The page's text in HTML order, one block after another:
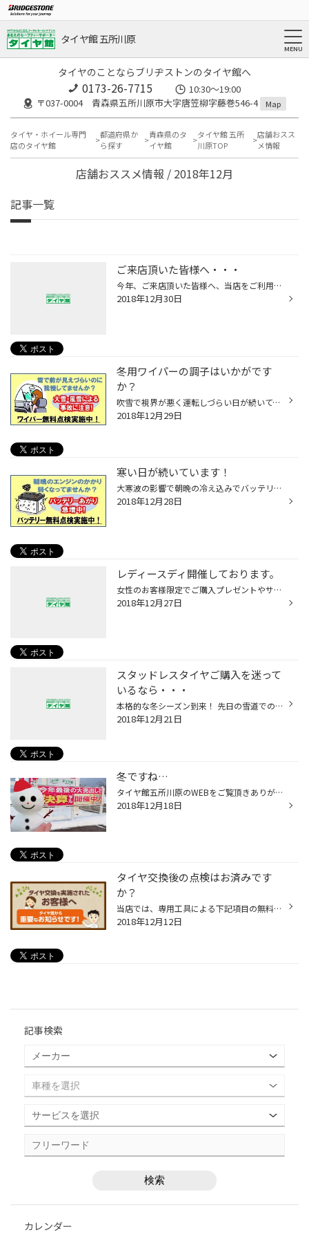
タイヤ館 五所川原
タイヤのことならブリヂストンのタイヤ館へ
0173-26-7715
10:30～19:00
〒037-0004 青森県五所川原市大字唐笠柳字藤巻546-4
Map
タイヤ・ホイール専門
店のタイヤ館
都道府県か
ら探す
青森県のタ
イヤ館
タイヤ館 五所
川原TOP
店舗おスス
メ情報
店舗おススメ情報 / 2018年12月
記事一覧
ご来店頂いた皆様へ・・・
今年、ご来店頂いた皆様へ、当店をご利用頂き誠に ありがとうございました。 来年もより一層、皆様のカーライフのお手伝いを スタッフ一丸となって取り組んでいきますので 宜しくお願いいたします。 年明けは１月４日より営業となります。 スタッフ一同皆様のご来店をお待ちしております。
2018年12月30日
冬用ワイパーの調子はいかがです
か？
吹雪で視界が悪く運転しづらい日が続いてますね！ 冬ワイパーに交換したけどイマイチ拭き取りが悪かったり ワイパー本体の端が凍って吹きムラや吹き残しなどの 症状は出ていませんか？ 雪の日の視界確保のために新品ワイパーへ交換をおすすめします。
2018年12月29日
寒い日が続いています！
大寒波の影響で朝晩の冷え込みでバッテリーの調子が 悪くなり、前の日まで普通にかかっていたエンジンも 突然かからないというトラブルも増えてきています。 今ご使用中のバッテリーは大丈夫ですか？ バッテリーの寿命は３～４年となっております。 お正月休み中のトラブル防止のために一度、点検し...
2018年12月28日
レディースディ開催しております。
女性のお客様限定でご購入プレゼントやサービスをご用意！ 初めての方もお気軽にご来店ください。 特典①エンジンオイル交換がお得な女性限定価格に！ 特典②オイル交換された女性のお客様には ちょっとうれしい美容グッズをプレゼント！ 特典③愛車のヘッドライトコーティングで くすんだヘッドライト...
2018年12月27日
スタッドレスタイヤご購入を迷って
いるなら・・・
本格的な冬シーズン到来！ 先日の雪道でのスタッドレスタイヤの効きはいかがでしたか？ 運転していて「ヒヤッ」とされた方、現在ご使用中の スタッドレスタイヤは何年ご使用されてますか？ タイヤの残り溝やゴムの硬さは大丈夫ですか？ 轍でハンドルがとられたりクルマがふらついてませんか？ など...
2018年12月21日
冬ですね…
タイヤ館五所川原のWEBをご覧頂きありがとうございます！! 久々の更新となってしまいました…(´･ω･｀) 今年は雪が降らないのかと思いきや… これでもか!!と言うくらいに一気に降り、一気に寒くなりましたね!!(+o+)!! 毎日の雪かきも大変な時期ですよね… そして、朝と夜は一層冷え込み、道路がツルツル...
2018年12月18日
タイヤ交換後の点検はお済みです
か？
当店では、専用工具による下記項目の無料点検・調整を実施中！！ ○空気圧調整 ○ナット増し締め ○硬度チェック ○残溝チェック “自宅でタイヤ交換された方”に安心出来ると大好評の このサービス☆ 当店が初めてというお客様にも多くご利用頂いております(*^^) お気軽にご来店ください★ 特に空気圧は、...
2018年12月12日
記事検索
カレンダー